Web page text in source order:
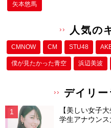
矢本悠馬
人気の
CMNOW CM STU48
僕が⾒たかった⻘空 浜辺美波
デイリ
【美しい女子
学生アナウン